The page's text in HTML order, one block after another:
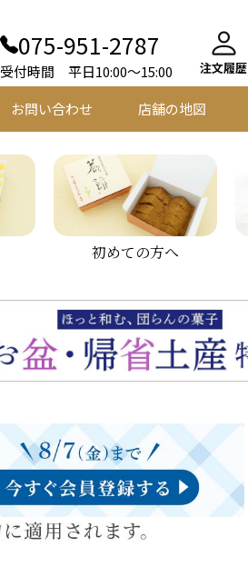
075-951-2787
受付時間 平日10:00～15:00 注文履歴
お問い合わせ 店舗の地図
初めての方へ